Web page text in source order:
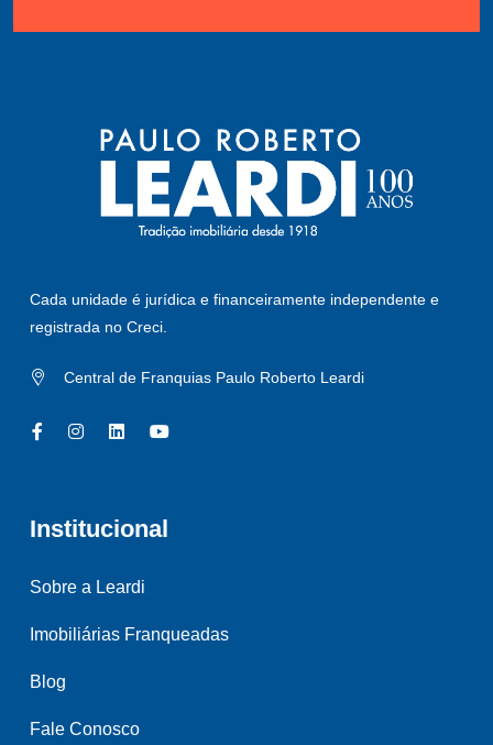
Cada unidade é jurídica e financeiramente independente e
registrada no Creci.
Central de Franquias Paulo Roberto Leardi
Institucional
Sobre a Leardi
Imobiliárias Franqueadas
Blog
Fale Conosco